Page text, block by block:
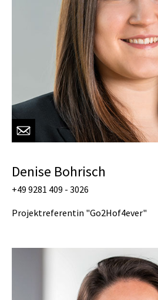
Denise Bohrisch
+49 9281 409 - 3026
Projektreferentin "Go2Hof4ever"